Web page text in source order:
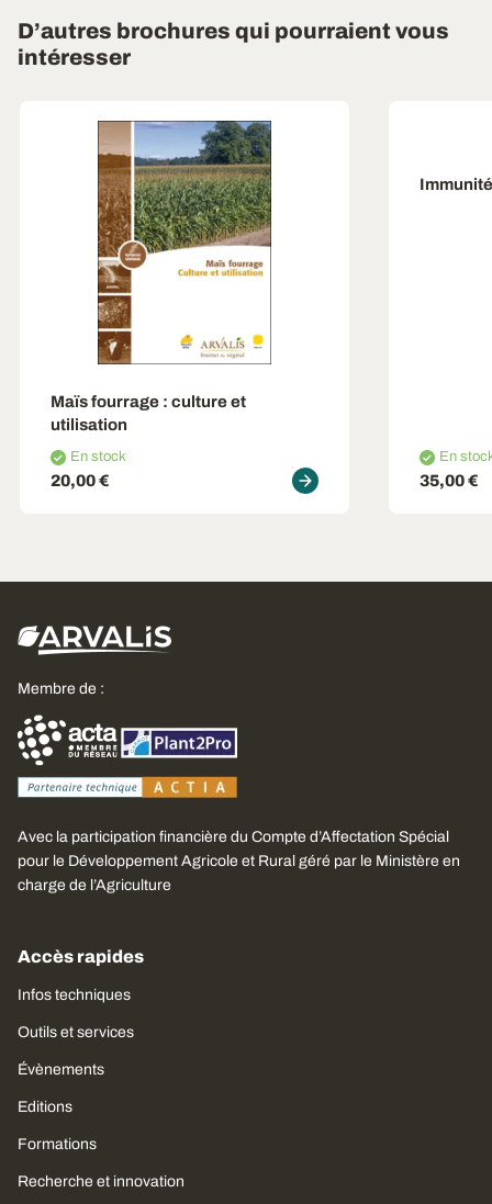
D’autres brochures qui pourraient vous
intéresser
Maïs fourrage : culture et
utilisation
En stock
20,00 €
En
35,00 €
Membre de :
Avec la participation financière du Compte d’Affectation Spécial
pour le Développement Agricole et Rural géré par le Ministère en
charge de l’Agriculture
Accès rapides
Infos techniques
Outils et services
Évènements
Editions
Formations
Recherche et innovation